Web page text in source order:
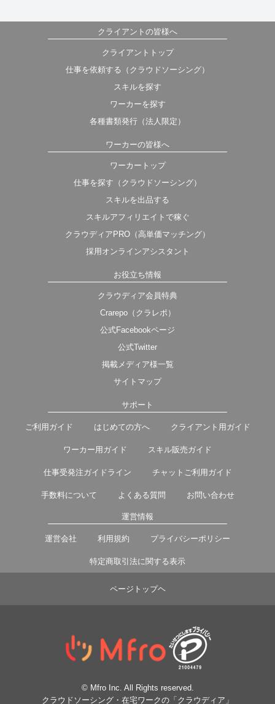
クライアントの皆様へ
クライアントトップ
仕事を依頼する（クラウドソーシング）
スキルを探す
ワーカーを探す
各種書類発行（法人限定）
ワーカーの皆様へ
ワーカートップ
仕事を探す（クラウドソーシング）
スキルを出品する
スキルアフィリエイトで稼ぐ
クラウディアPRO（高単価マッチング）
採用オンラインアシスタント
お役立ち情報
クラウディア会員特典
Crarepo（クラレポ）
公式Facebookページ
公式Twitter
掲載メディア様一覧
サイトマップ
サポート
ご利用ガイド はじめての方へ クライアント用ガイド
ワーカー用ガイド スキル販売ガイド
仕事受発注ガイドライン チャットご利用ガイド
手数料について よくある質問 お問い合わせ
運営情報
運営会社 利用規約 プライバシーポリシー
特定商取引法に関する表示
ページトップヘ
© Mfro Inc. All Rights reserved.
クラウドソーシング・在宅ワークの「クラウディア」